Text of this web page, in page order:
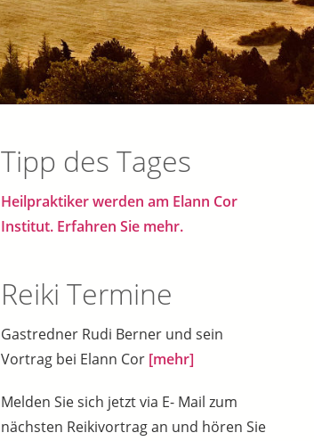
Tipp des Tages
Heilpraktiker werden am Elann Cor
Institut. Erfahren Sie mehr.
Reiki Termine
Gastredner Rudi Berner und sein
Vortrag bei Elann Cor [mehr]
Melden Sie sich jetzt via E- Mail zum
nächsten Reikivortrag an und hören Sie